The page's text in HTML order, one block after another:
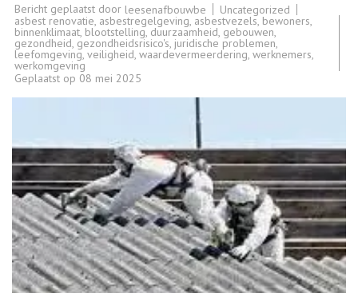
Bericht geplaatst door leesenafbouwbe
Uncategorized
asbest renovatie, asbestregelgeving, asbestvezels, bewoners,
binnenklimaat, blootstelling, duurzaamheid, gebouwen,
gezondheid, gezondheidsrisico's, juridische problemen,
leefomgeving, veiligheid, waardevermeerdering, werknemers,
werkomgeving
Geplaatst op 08 mei 2025